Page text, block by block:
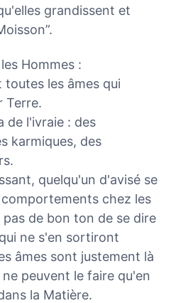
grandissent et
Hommes :
toutes les âmes qui
Terre.
de l'ivraie : des
karmiques, des
quelqu'un d'avisé se
chez les
de bon ton de se dire
ne s'en sortiront
âmes sont justement là
peuvent le faire qu'en
la Matière.